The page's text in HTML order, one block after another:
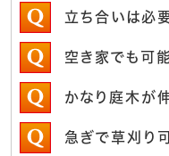
立ち合いは必
空き家でも可
かなり庭木が
急ぎで草刈り